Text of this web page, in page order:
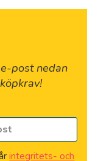
post nedan
integritets- och